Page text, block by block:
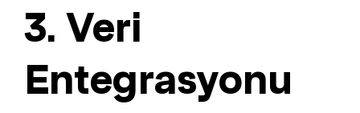
3. Veri
Entegrasyonu